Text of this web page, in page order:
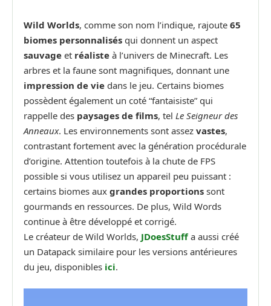
Wild Worlds, comme son nom l’indique, rajoute 65
biomes personnalisés qui donnent un aspect
sauvage et réaliste à l’univers de Minecraft. Les
arbres et la faune sont magnifiques, donnant une
impression de vie dans le jeu. Certains biomes
possèdent également un coté “fantaisiste” qui
rappelle des paysages de films, tel Le Seigneur des
Anneaux. Les environnements sont assez vastes,
contrastant fortement avec la génération procédurale
d’origine. Attention toutefois à la chute de FPS
possible si vous utilisez un appareil peu puissant :
certains biomes aux grandes proportions sont
gourmands en ressources. De plus, Wild Words
continue à être développé et corrigé.
Le créateur de Wild Worlds, JDoesStuffa aussi créé
un Datapack similaire pour les versions antérieures
du jeu, disponibles ici.